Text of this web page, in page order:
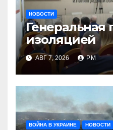
НОВОСТИ
Генеральная
изоляцией
АВГ 7, 2026 РМ
ВОЙНА В УКРАИНЕ НОВОСТИ